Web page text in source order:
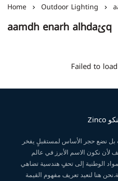
Home Outdoor Lighting
aamdh enarh alhdaئq
Failed to
بل نضع حجر الأساس لمستقبلٍ يفخر
نكون الاسم الأبرز في عالم
الوطنية إلى تحفٍ هندسية تضاهي
هنا لنعيد تعريف مفهوم القيمة